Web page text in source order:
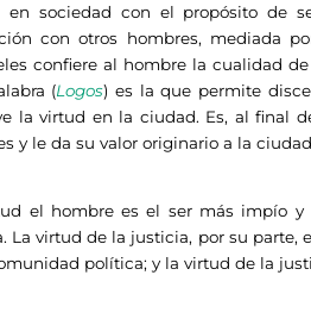
en sociedad con el propósito de
con otros hombres, mediada
confiere al hombre la cualidad de
(Logos) es la que permite
la virtud en la ciudad. Es, al final
y le da su valor originario a la
el hombre es el ser más impío y
La virtud de la justicia, por su parte,
política; y la virtud de la